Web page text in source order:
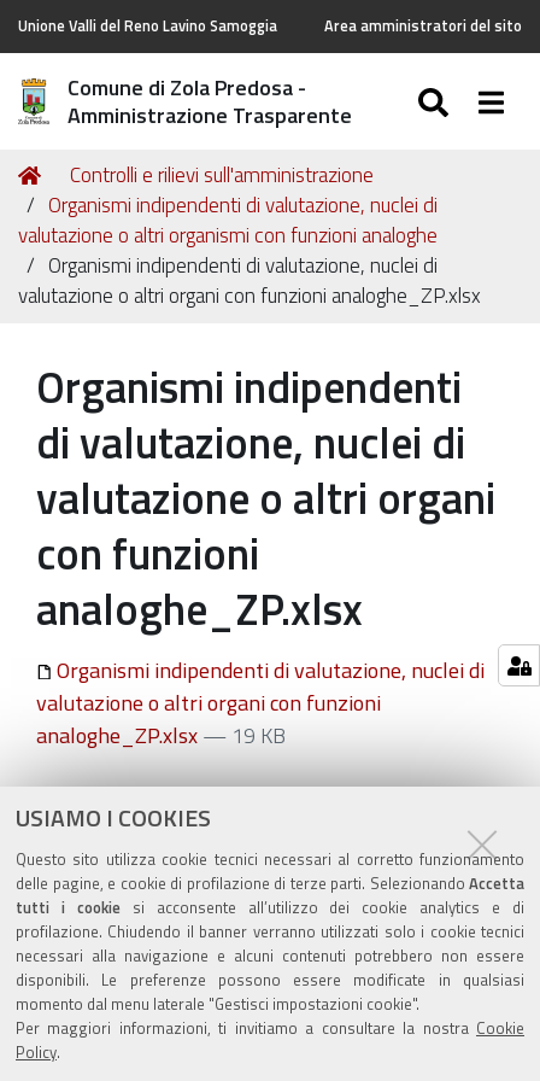
USIAMO I COOKIES
Questo sito utilizza cookie tecnici necessari al corretto funzionamento
delle pagine, e cookie di profilazione di terze parti. Selezionando Accetta
tutti i cookiesi acconsente all’utilizzo dei cookie analytics e di
profilazione. Chiudendo il banner verranno utilizzati solo i cookie tecnici
necessari alla navigazione e alcuni contenuti potrebbero non essere
disponibili. Le preferenze possono essere modificate in qualsiasi
momento dal menu laterale "Gestisci impostazioni cookie".
Per maggiori informazioni, ti invitiamo a consultare la nostra Cookie
Policy.
Unione Valli del Reno Lavino Samoggia Area amministratori del sito
Comune di Zola Predosa -
Amministrazione Trasparente
Tu
sei
qui:
Home
Controlli e rilievi sull'amministrazione
Organismi indipendenti di valutazione, nuclei di
valutazione o altri organismi con funzioni analoghe
Organismi indipendenti di valutazione, nuclei di
valutazione o altri organi con funzioni analoghe_ZP.xlsx
Organismi indipendenti
di valutazione, nuclei di
valutazione o altri organi
con funzioni
analoghe_ZP.xlsx
Organismi indipendenti di valutazione, nuclei di
valutazione o altri organi con funzioni
analoghe_ZP.xlsx— 19 KB
Azioni
sul
documento
ultima modifica 10/06/2026
Valuta questo sito